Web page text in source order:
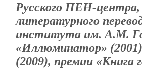
Русского ПЕН-­
литературного
института им. А.М.
«Иллюминатор»
(2009), премии «Книга